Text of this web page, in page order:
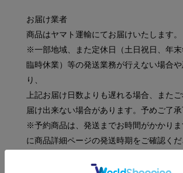
お届け業者
商品はヤマト運輸にてお届けいたします。
※一部地域、また定休日（土日祝日、年末
臨時休業）等の発送業務が行えない場合や
り、
上記お届け日数よりも遅れる場合、また
届け出来ない場合があります。予めご了承
※予約商品は、発送までお時間がかかり
に商品詳細ページの発送時期をご確認くだ
受け取り方法の設定について